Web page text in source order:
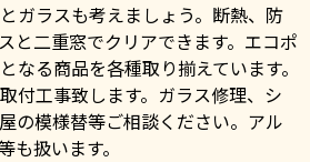
ガラスも考えましょう。断熱、防
と二重窓でクリアできます。エコポ
なる商品を各種取り揃えています。
付工事致します。ガラス修理、シ
の模様替等ご相談ください。アル
も扱います。